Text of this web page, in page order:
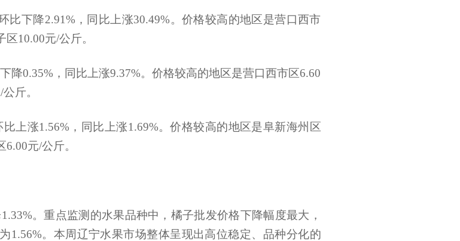
辽宁省农业农村厅关于2026年中央预算内...
辽宁省农业农村厅关于辽宁省兽药质量检...
辽宁省农业农村厅关于2026年重点流域农...
关于开展《辽宁省黑土地保护条例》 问卷...
辽宁省农业农村厅关于2026年重点流域农...
辽宁省第八届中华农业英才奖拟推荐人选...
辽宁省农业农村厅关于辽宁省兽药质量检...
辽宁省农业农村厅关于2026年重点流域农...
比下降2.91%，同比上涨30.49%。价格较高的地区是营口西市
10.00元/公斤。
降0.35%，同比上涨9.37%。价格较高的地区是营口西市区6.60
斤。
比上涨1.56%，同比上涨1.69%。价格较高的地区是阜新海州区
元/公斤。
。重点监测的水果品种中，橘子批发价格下降幅度最大，
1.56%。本周辽宁水果市场整体呈现出高位稳定、品种分化的